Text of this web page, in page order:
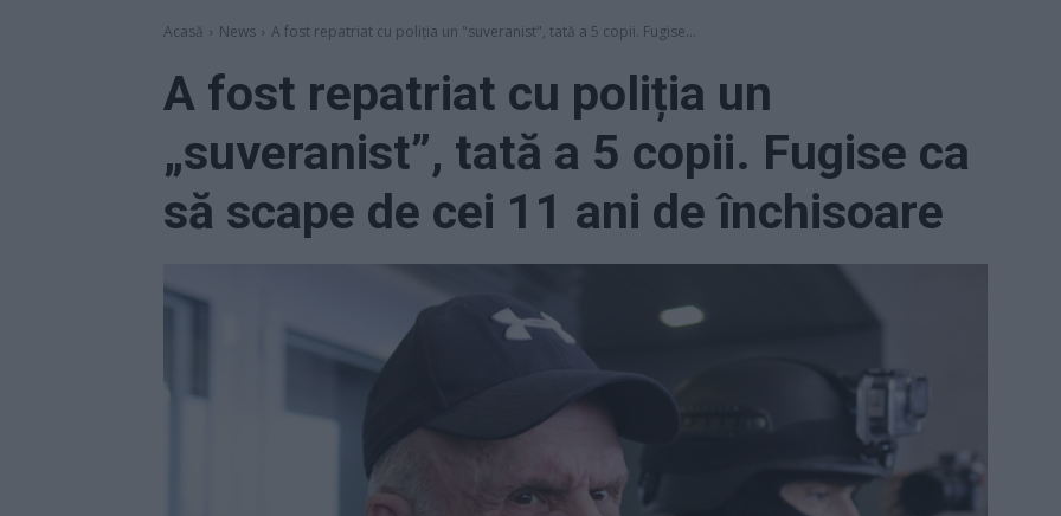
Acasă News A fost repatriat cu poliția un "suveranist", tată a 5 copii. Fugise...
A fost repatriat cu poliția un
„suveranist”, tată a 5 copii. Fugise ca
să scape de cei 11 ani de închisoare